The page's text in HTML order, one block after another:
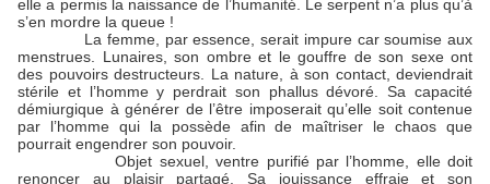
elle a permis la naissance de l’humanité. Le serpent n’a plus qu’à
s’en mordre la queue !
La femme, par essence, serait impure car soumise aux
menstrues. Lunaires, son ombre et le gouffre de son sexe ont
des pouvoirs destructeurs. La nature, à son contact, deviendrait
stérile et l’homme y perdrait son phallus dévoré. Sa capacité
démiurgique à générer de l’être imposerait qu’elle soit contenue
par l’homme qui la possède afin de maîtriser le chaos que
pourrait engendrer son pouvoir.
Objet sexuel, ventre purifié par l’homme, elle doit
renoncer au plaisir partagé. Sa jouissance effraie et son